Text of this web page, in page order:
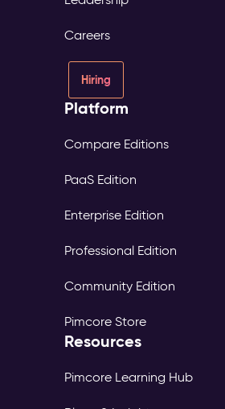
Careers
Hiring
Platform
Compare Editions
PaaS Edition
Enterprise Edition
Professional Edition
Community Edition
Pimcore Store
Resources
Pimcore Learning Hub